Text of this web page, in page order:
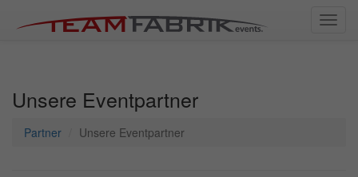
Unsere Eventpartner
Partner Unsere Eventpartner